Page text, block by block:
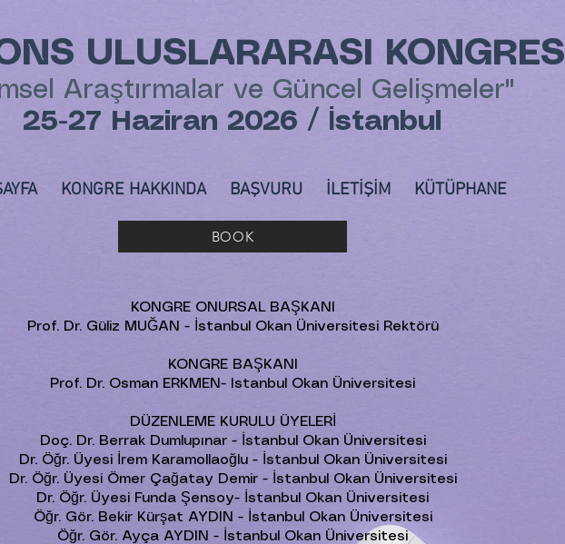
ULUSLARARASI KONGRESİ
Araştırmalar ve Güncel Gelişmeler"
25-27 Haziran 2026 / İstanbul
KONGRE HAKKINDA BAŞVURU İLETİŞİM KÜTÜPHANE
BOOK
KONGRE ONURSAL BAŞKANI
Prof. Dr. Güliz MUĞAN - İstanbul Okan Üniversitesi Rektörü
KONGRE BAŞKANI
Prof. Dr. Osman ERKMEN- Istanbul Okan Üniversitesi
DÜZENLEME KURULU ÜYELERİ
Doç. Dr. Berrak Dumlupınar - İstanbul Okan Üniversitesi
Dr. Öğr. Üyesi İrem Karamollaoğlu - İstanbul Okan Üniversitesi
Dr. Öğr. Üyesi Ömer Çağatay Demir - İstanbul Okan Üniversitesi
Dr. Öğr. Üyesi Funda Şensoy- İstanbul Okan Üniversitesi
Öğr. Gör. Bekir Kürşat AYDIN - İstanbul Okan Üniversitesi
Öğr. Gör. Ayça AYDIN - İstanbul Okan Üniversitesi